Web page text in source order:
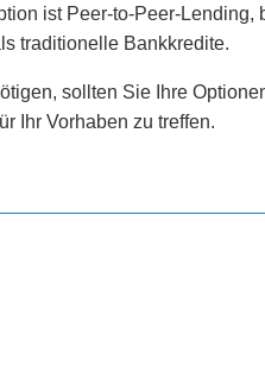
ist Peer-to-Peer-
traditionelle Bankkredite.
sollten Sie Ihre
Ihr Vorhaben zu treffen.